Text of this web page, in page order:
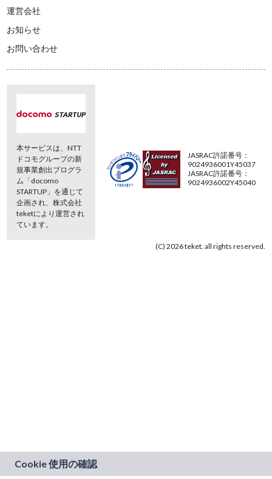
運営会社
お知らせ
お問い合わせ
本サービスは、NTT
ドコモグループの新
規事業創出プログラ
ム「docomo
STARTUP」を通じて
企画され、株式会社
teketにより運営され
ています。
JASRAC許諾番号：
9024936001Y45037
JASRAC許諾番号：
9024936002Y45040
(C) 2026 teket. all rights reserved.